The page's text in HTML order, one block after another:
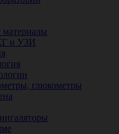
материалы
и УЗИ
глюкометры